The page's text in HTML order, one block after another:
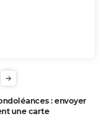
: envoyer
une carte